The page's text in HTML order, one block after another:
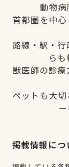
動物病
首都圏を中
路線・駅・
ら
獣医師の診
ペットも大
掲載情報につ